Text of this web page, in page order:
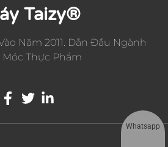
Taizy®
Năm 2011. Dẫn Đầu Ngành
Móc Thực Phẩm
Whatsapp